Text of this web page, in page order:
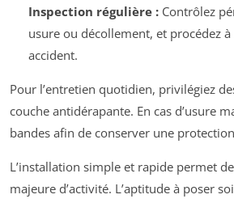
Inspection régulière :Contrôlez
usure ou décollement, et procédez
accident.
Pour l’entretien quotidien, privilégiez
couche antidérapante. En cas d’usure
bandes afin de conserver une
L’installation simple et rapide permet
majeure d’activité. L’aptitude à poser